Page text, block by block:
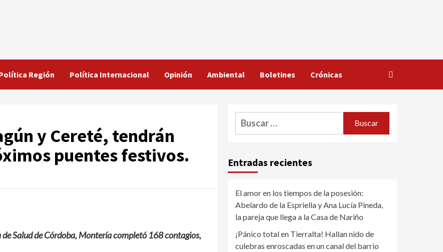
Región Política Internacional Opinión Ambiental Boletines Crónicas
y Cereté, tendrán
puentes festivos.
Salud de Córdoba, Montería completó 168 contagios,
Buscar:
Entradas recientes
El amor en los tiempos de la posesión:
Abelardo de la Espriella y Ana Lucía Pineda,
la pareja que llega a la Casa de Nariño
¡Pánico total en Tierralta! Hallan nido de
culebras enroscadas en un canal del barrio